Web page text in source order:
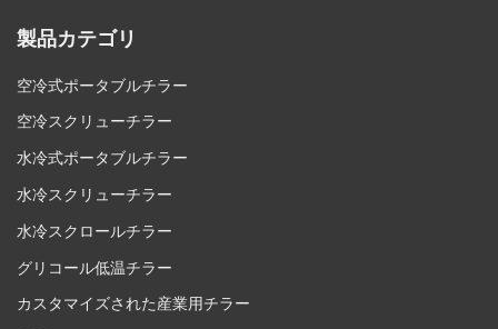
製品カテゴリ
空冷式ポータブルチラー
空冷スクリューチラー
水冷式ポータブルチラー
水冷スクリューチラー
水冷スクロールチラー
グリコール低温チラー
カスタマイズされた産業用チラー